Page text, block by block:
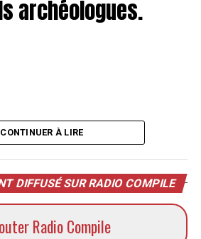
archéologues.
CONTINUER À LIRE
DIFFUSÉ SUR RADIO COMPILE
Radio Compile